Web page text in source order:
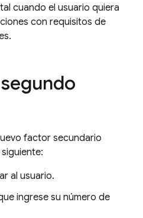
cuando el usuario quiera
con requisitos de
factor secundario
al usuario.
ingrese su número de